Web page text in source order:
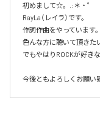
初めまして☆。.:＊・゜
RayLa（レイラ）です。
作詞作曲をやっています
色んな方に聴いて頂きた
でもやはりROCKが好き
今後ともよろしくお願